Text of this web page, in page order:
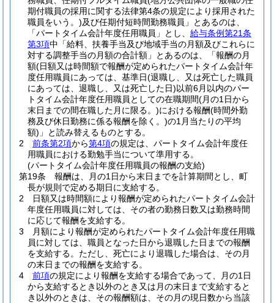
期付職員の採用に関する法律第4条の規定により採用された
職員をいう。)及び任期付短時間勤務職員」とあるのは、
「パートタイム会計年度任用職員」とし、 給与条例第21条
第3項中「給料、扶養手当及び地域手当の月額及びこれらに
対する調整手当の月額の合計額」とあるのは、「報酬の月
額(日額又は時間額で報酬が定められたパートタイム会計年
度任用職員にあっては、基準日(退職し、又は死亡した職員
にあっては、退職し、又は死亡した日)以前6月以内のパー
トタイム会計年度任用職員としての在職期間(月の1日から
末日までの間在職した月に限る。)における報酬(時間外勤
務及び休日勤務に係る報酬を除く。)の1月当たりの平均
額) 」と読み替えるものとする。
2
前条第2項から第4項の規定は、パートタイム会計年度任
用職員における勤勉手当について準用する。
(パートタイム会計年度任用職員の報酬の支給)
第19条
報酬は、月の1日から末日までを計算期間とし、町
長が規則で定める期日に支給する。
2
日額又は時間額により報酬が定められたパートタイム会計
年度任用職員に対しては、その者の勤務日数又は勤務時間
に応じて報酬を支給する。
3
月額により報酬が定められたパートタイム会計年度任用職
員に対しては、職員となった日から退職した日までの報酬
を支給する。 ただし、死亡により退職した場合は、その月
の末日までの報酬を支給する。
4
前項の規定により報酬を支給する場合であって、月の1日
から支給するとき以外のとき又は月の末日まで支給すると
き以外のときは、その報酬額は、その月の現日数から当該